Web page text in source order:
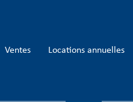
ventes locations annuelles